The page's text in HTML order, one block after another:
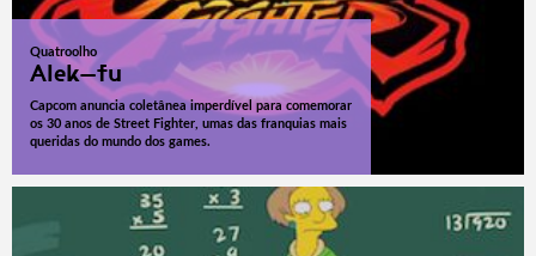
Quatroolho
Alek-fu
Capcom anuncia coletânea imperdível para comemorar
os 30 anos de Street Fighter, umas das franquias mais
queridas do mundo dos games.